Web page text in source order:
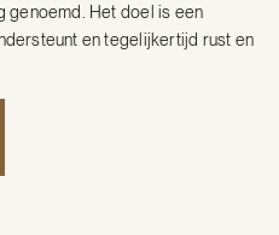
genoemd. Het doel is een
en tegelijkertijd rust en